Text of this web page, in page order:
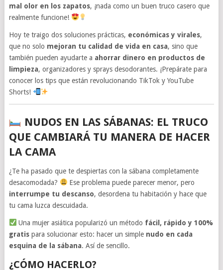
mal olor en los zapatos, ¡nada como un buen truco casero que
realmente funcione!
Hoy te traigo dos soluciones prácticas, económicas y virales,
que no solo mejoran tu calidad de vida en casa, sino que
también pueden ayudarte a ahorrar dinero en productos de
limpieza, organizadores y sprays desodorantes. ¡Prepárate para
conocer los tips que están revolucionando TikTok y YouTube
Shorts!
NUDOS EN LAS SÁBANAS: EL TRUCO
QUE CAMBIARÁ TU MANERA DE HACER
LA CAMA
¿Te ha pasado que te despiertas con la sábana completamente
desacomodada?
Ese problema puede parecer menor, pero
interrumpe tu descanso, desordena tu habitación y hace que
tu cama luzca descuidada.
Una mujer asiática popularizó un método fácil, rápido y 100%
gratispara solucionar esto: hacer un simple nudo en cada
esquina de la sábana. Así de sencillo.
¿CÓMO HACERLO?